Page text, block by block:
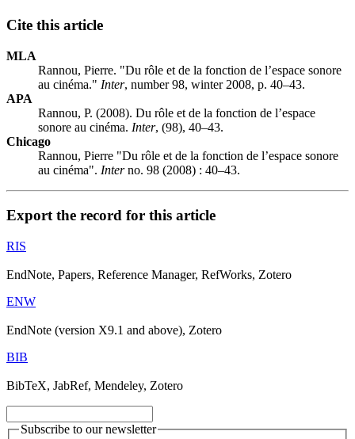
Cite this article
MLA
Rannou, Pierre. "Du rôle et de la fonction de l’espace sonore
au cinéma." Inter, number 98, winter 2008, p. 40–43.
APA
Rannou, P. (2008). Du rôle et de la fonction de l’espace
sonore au cinéma. Inter, (98), 40–43.
Chicago
Rannou, Pierre "Du rôle et de la fonction de l’espace sonore
au cinéma". Interno. 98 (2008) : 40–43.
Export the record for this article
RIS
EndNote, Papers, Reference Manager, RefWorks, Zotero
ENW
EndNote (version X9.1 and above), Zotero
BIB
BibTeX, JabRef, Mendeley, Zotero
Subscribe to our newsletter